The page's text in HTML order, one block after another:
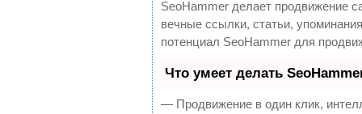
SeoHammer делает продвижение
вечные ссылки, статьи,
потенциал SeoHammer для
Что умеет делать
— Продвижение в один клик,